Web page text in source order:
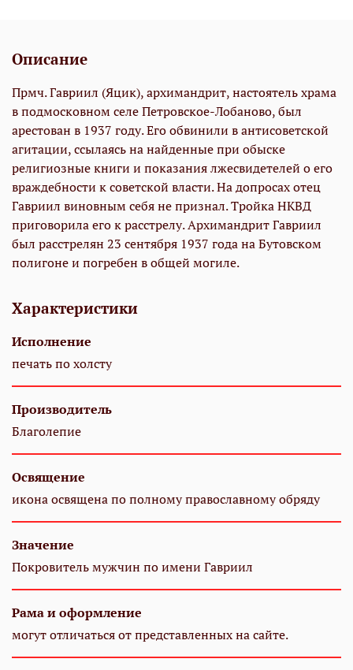
Описание
Прмч. Гавриил (Яцик), архимандрит, настоятель храма
в подмосковном селе Петровское-Лобаново, был
арестован в 1937 году. Его обвинили в антисоветской
агитации, ссылаясь на найденные при обыске
религиозные книги и показания лжесвидетелей о его
враждебности к советской власти. На допросах отец
Гавриил виновным себя не признал. Тройка НКВД
приговорила его к расстрелу. Архимандрит Гавриил
был расстрелян 23 сентября 1937 года на Бутовском
полигоне и погребен в общей могиле.
Характеристики
Исполнение
печать по холсту
Производитель
Благолепие
Освящение
икона освящена по полному православному обряду
Значение
Покровитель мужчин по имени Гавриил
Рама и оформление
могут отличаться от представленных на сайте.